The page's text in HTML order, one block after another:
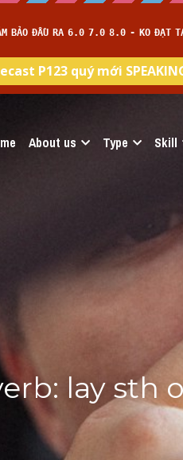
About us Type Skill
lay sth